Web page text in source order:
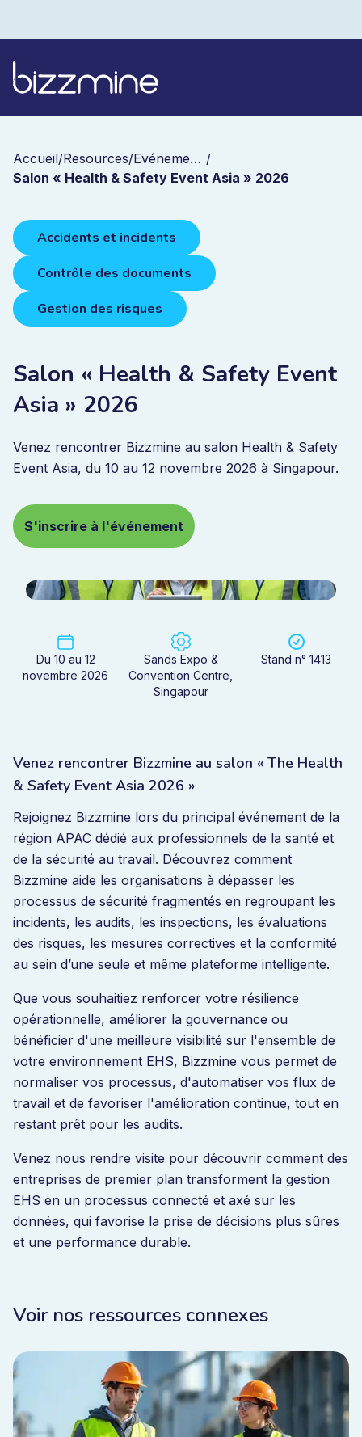
Accueil/Resources/ Evénements /
Salon « Health & Safety Event Asia » 2026
Accidents et incidents
Contrôle des documents
Gestion des risques
Salon « Health & Safety Event
Asia » 2026
Venez rencontrer Bizzmine au salon Health & Safety
Event Asia, du 10 au 12 novembre 2026 à Singapour.
S'inscrire à l'événement
Du 10 au 12
novembre 2026
Sands Expo &
Convention Centre,
Singapour
Stand n° 1413
Venez rencontrer Bizzmine au salon « The Health
& Safety Event Asia 2026 »
Rejoignez Bizzmine lors du principal événement de la
région APAC dédié aux professionnels de la santé et
de la sécurité au travail. Découvrez comment
Bizzmine aide les organisations à dépasser les
processus de sécurité fragmentés en regroupant les
incidents, les audits, les inspections, les évaluations
des risques, les mesures correctives et la conformité
au sein d’une seule et même plateforme intelligente.
Que vous souhaitiez renforcer votre résilience
opérationnelle, améliorer la gouvernance ou
bénéficier d'une meilleure visibilité sur l'ensemble de
votre environnement EHS, Bizzmine vous permet de
normaliser vos processus, d'automatiser vos flux de
travail et de favoriser l'amélioration continue, tout en
restant prêt pour les audits.
Venez nous rendre visite pour découvrir comment des
entreprises de premier plan transforment la gestion
EHS en un processus connecté et axé sur les
données, qui favorise la prise de décisions plus sûres
et une performance durable.
Voir nos ressources connexes